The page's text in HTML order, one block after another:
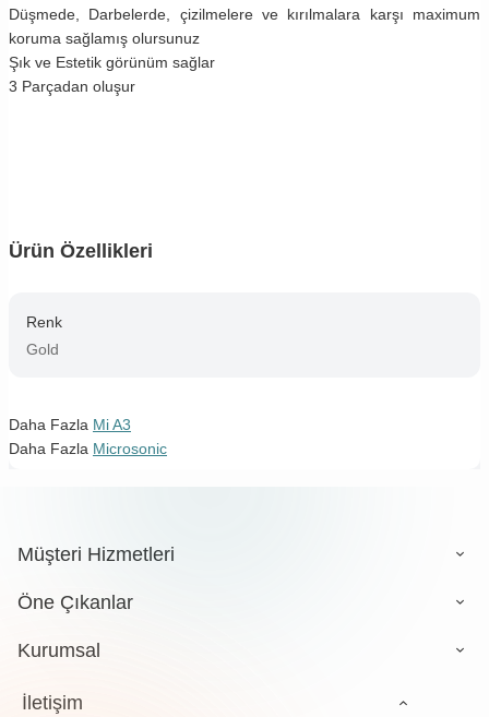
Düşmede, Darbelerde, çizilmelere ve kırılmalara karşı maximum
koruma sağlamış olursunuz
Şık ve Estetik görünüm sağlar
3 Parçadan oluşur
Ürün Özellikleri
Renk
Gold
Daha Fazla Mi A3
Daha Fazla Microsonic
Müşteri Hizmetleri
Öne Çıkanlar
Kurumsal
İletişim